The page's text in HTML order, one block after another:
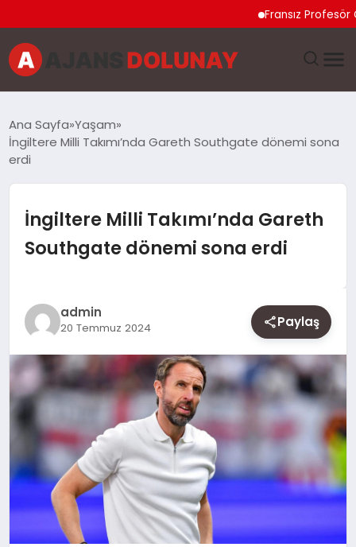
Fransız Profesör
EĞITIM
GENEL
MAGAZIN
SAĞLIK
SIYASET
SPOR
YAŞAM
Ana Sayfa Yaşam
İngiltere Milli Takımı’nda Gareth Southgate dönemi sona
erdi
İngiltere Milli Takımı’nda Gareth
Southgate dönemi sona erdi
admin
20 Temmuz 2024 Paylaş